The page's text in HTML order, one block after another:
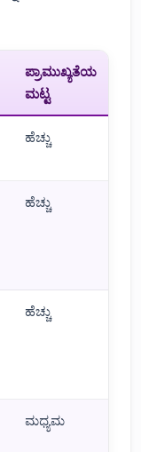
ಪ್ರಾಮುಖ್ಯತೆಯ
ಮಟ್ಟ
ಹೆಚ್ಚು
ಹೆಚ್ಚು
ಹೆಚ್ಚು
ಮಧ್ಯಮ